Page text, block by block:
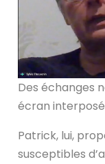
Des échanges
écran
Patrick, lui,
susceptibles